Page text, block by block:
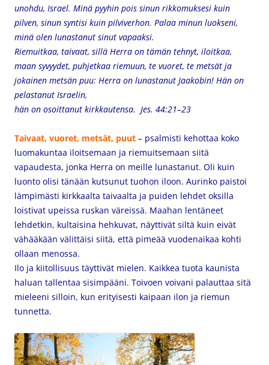
unohdu, Israel. Minä pyyhin pois sinun rikkomuksesi kuin
pilven, sinun syntisi kuin pilviverhon. Palaa minun luokseni,
minä olen lunastanut sinut vapaaksi.
Riemuitkaa, taivaat, sillä Herra on tämän tehnyt, iloitkaa,
maan syvyydet, puhjetkaa riemuun, te vuoret, te metsät ja
jokainen metsän puu: Herra on lunastanut Jaakobin! Hän on
pelastanut Israelin,
hän on osoittanut kirkkautensa. Jes. 44:21–23
Taivaat, vuoret, metsät, puut – psalmisti kehottaa koko
luomakuntaa iloitsemaan ja riemuitsemaan siitä
vapaudesta, jonka Herra on meille lunastanut. Oli kuin
luonto olisi tänään kutsunut tuohon iloon. Aurinko paistoi
lämpimästi kirkkaalta taivaalta ja puiden lehdet oksilla
loistivat upeissa ruskan väreissä. Maahan lentäneet
lehdetkin, kultaisina hehkuvat, näyttivät siltä kuin eivät
vähääkään välittäisi siitä, että pimeää vuodenaikaa kohti
ollaan menossa.
Ilo ja kiitollisuus täyttivät mielen. Kaikkea tuota kaunista
haluan tallentaa sisimpääni. Toivoen voivani palauttaa sitä
mieleeni silloin, kun erityisesti kaipaan ilon ja riemun
tunnetta.